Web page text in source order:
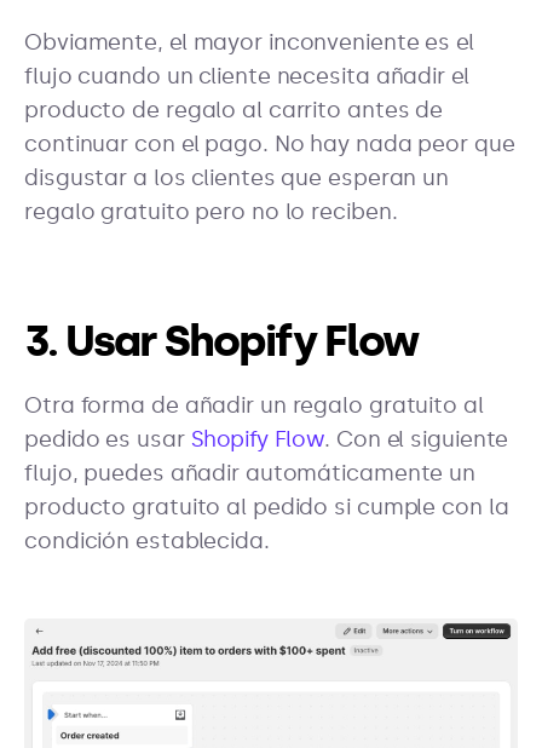
Obviamente, el mayor inconveniente es el
flujo cuando un cliente necesita añadir el
producto de regalo al carrito antes de
continuar con el pago. No hay nada peor que
disgustar a los clientes que esperan un
regalo gratuito pero no lo reciben.
3. Usar Shopify Flow
Otra forma de añadir un regalo gratuito al
pedido es usar Shopify Flow. Con el siguiente
flujo, puedes añadir automáticamente un
producto gratuito al pedido si cumple con la
condición establecida.